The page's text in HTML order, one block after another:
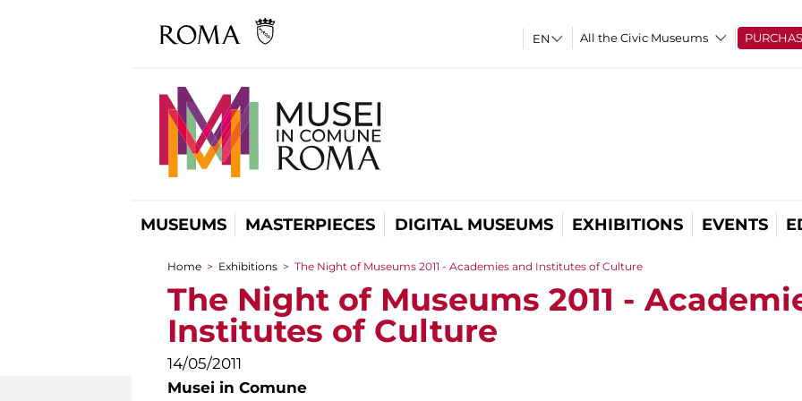
All the Civic Museums
MUSEUMS MASTERPIECES DIGITAL MUSEUMS EXHIBITIONS EVENTS
You are here
Home > Exhibitions > The Night of Museums 2011 - Academies and Institutes of Culture
The Night of Museums 2011 -
Institutes of Culture
14/05/2011
Musei in Comune